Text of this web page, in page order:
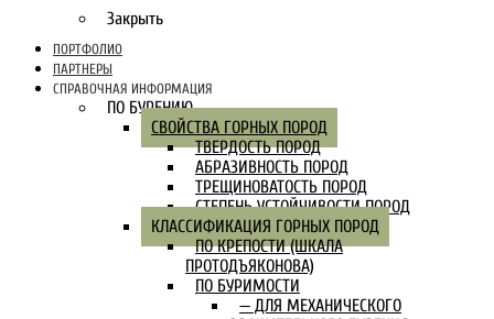
Закрыть
ПОРТФОЛИО
ПАРТНЕРЫ
СПРАВОЧНАЯ ИНФОРМАЦИЯ
ПО БУРЕНИЮ
СВОЙСТВА ГОРНЫХ ПОРОД
ТВЕРДОСТЬ ПОРОД
АБРАЗИВНОСТЬ ПОРОД
ТРЕЩИНОВАТОСТЬ ПОРОД
СТЕПЕНЬ УСТОЙЧИВОСТИ ПОРОД
КЛАССИФИКАЦИЯ ГОРНЫХ ПОРОД
ПО КРЕПОСТИ (ШКАЛА
ПРОТОДЪЯКОНОВА)
ПО БУРИМОСТИ
— ДЛЯ МЕХАНИЧЕСКОГО